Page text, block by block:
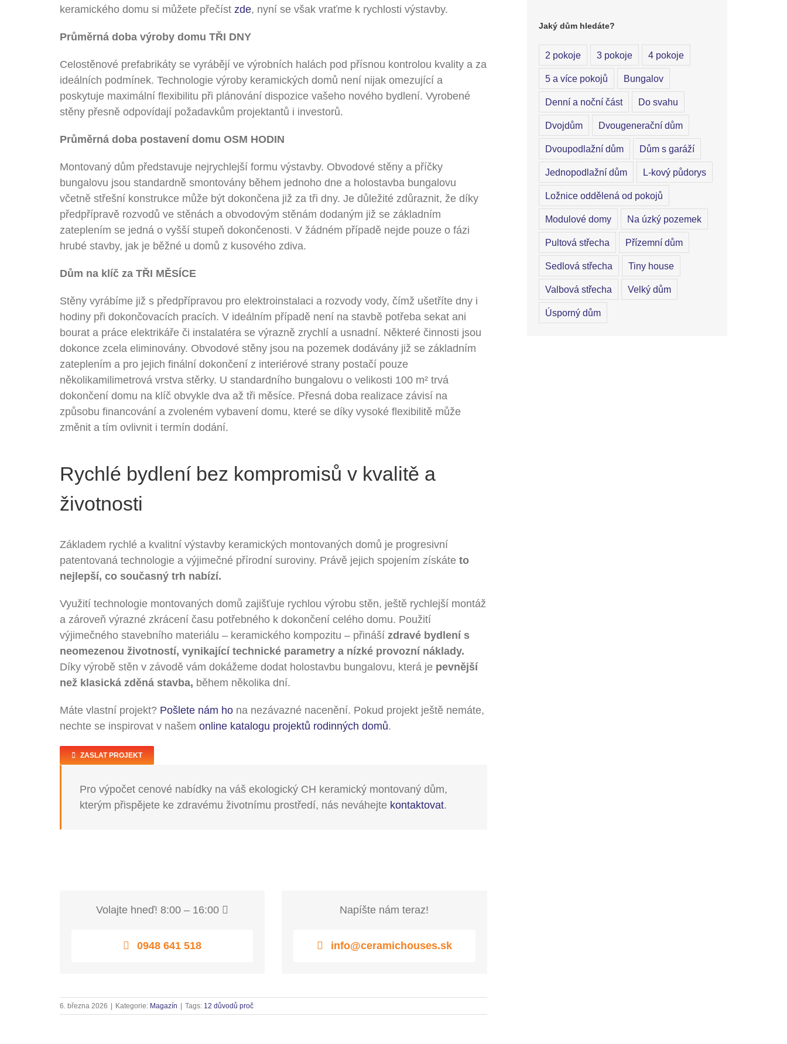
keramického domu si můžete přečíst zde, nyní se však vraťme k rychlosti výstavby.
Průměrná doba výroby domu TŘI DNY
Celostěnové prefabrikáty se vyrábějí ve výrobních halách pod přísnou kontrolou kvality a za
ideálních podmínek. Technologie výroby keramických domů není nijak omezující a
poskytuje maximální flexibilitu při plánování dispozice vašeho nového bydlení. Vyrobené
stěny přesně odpovídají požadavkům projektantů i investorů.
Průměrná doba postavení domu OSM HODIN
Montovaný dům představuje nejrychlejší formu výstavby. Obvodové stěny a příčky
bungalovu jsou standardně smontovány během jednoho dne a holostavba bungalovu
včetně střešní konstrukce může být dokončena již za tři dny. Je důležité zdůraznit, že díky
předpřípravě rozvodů ve stěnách a obvodovým stěnám dodaným již se základním
zateplením se jedná o vyšší stupeň dokončenosti. V žádném případě nejde pouze o fázi
hrubé stavby, jak je běžné u domů z kusového zdiva.
Dům na klíč za TŘI MĚSÍCE
Stěny vyrábíme již s předpřípravou pro elektroinstalaci a rozvody vody, čímž ušetříte dny i
hodiny při dokončovacích pracích. V ideálním případě není na stavbě potřeba sekat ani
bourat a práce elektrikáře či instalatéra se výrazně zrychlí a usnadní. Některé činnosti jsou
dokonce zcela eliminovány. Obvodové stěny jsou na pozemek dodávány již se základním
zateplením a pro jejich finální dokončení z interiérové strany postačí pouze
několikamilimetrová vrstva stěrky. U standardního bungalovu o velikosti 100 m² trvá
dokončení domu na klíč obvykle dva až tři měsíce. Přesná doba realizace závisí na
způsobu financování a zvoleném vybavení domu, které se díky vysoké flexibilitě může
změnit a tím ovlivnit i termín dodání.
Rychlé bydlení bez kompromisů v kvalitě a
životnosti
Základem rychlé a kvalitní výstavby keramických montovaných domů je progresivní
patentovaná technologie a výjimečné přírodní suroviny. Právě jejich spojením získáte to
nejlepší, co současný trh nabízí.
Využití technologie montovaných domů zajišťuje rychlou výrobu stěn, ještě rychlejší montáž
a zároveň výrazné zkrácení času potřebného k dokončení celého domu. Použití
výjimečného stavebního materiálu – keramického kompozitu – přináší zdravé bydlení s
neomezenou životností, vynikající technické parametry a nízké provozní náklady.
Díky výrobě stěn v závodě vám dokážeme dodat holostavbu bungalovu, která je pevnější
než klasická zděná stavba, během několika dní.
Máte vlastní projekt? Pošlete nám hona nezávazné nacenění. Pokud projekt ještě nemáte,
nechte se inspirovat v našem online katalogu projektů rodinných domů.
ZASLAT PROJEKT
Pro výpočet cenové nabídky na váš ekologický CH keramický montovaný dům,
kterým přispějete ke zdravému životnímu prostředí, nás neváhejte kontaktovat.
Volajte hneď! 8:00 – 16:00
0948 641 518
Napíšte nám teraz!
info@ceramichouses.sk
6. března 2026 | Kategorie: Magazín | Tags: 12 důvodů proč
Jaký dům hledáte?
2 pokoje 3 pokoje 4 pokoje
5 a více pokojů Bungalov
Denní a noční část Do svahu
Dvojdům Dvougenerační dům
Dvoupodlažní dům Dům s garáží
Jednopodlažní dům L-kový půdorys
Ložnice oddělená od pokojů
Modulové domy Na úzký pozemek
Pultová střecha Přízemní dům
Sedlová střecha Tiny house
Valbová střecha Velký dům
Úsporný dům